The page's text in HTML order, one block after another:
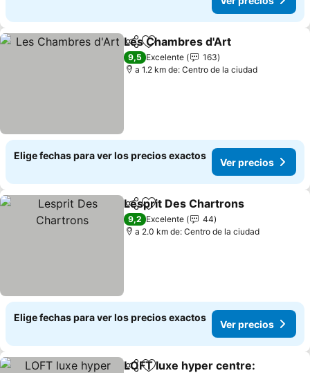
CompartirAgregar a favoritos
Les Chambres d'Art
9,5 Excelente
163
a 1.2 km de: Centro de la ciudad
Elige fechas para ver los precios exactos
Ver precios
CompartirAgregar a favoritos
Lesprit Des Chartrons
9,2 Excelente
44
a 2.0 km de: Centro de la ciudad
Elige fechas para ver los precios exactos
Ver precios
LOFT luxe hyper centre: